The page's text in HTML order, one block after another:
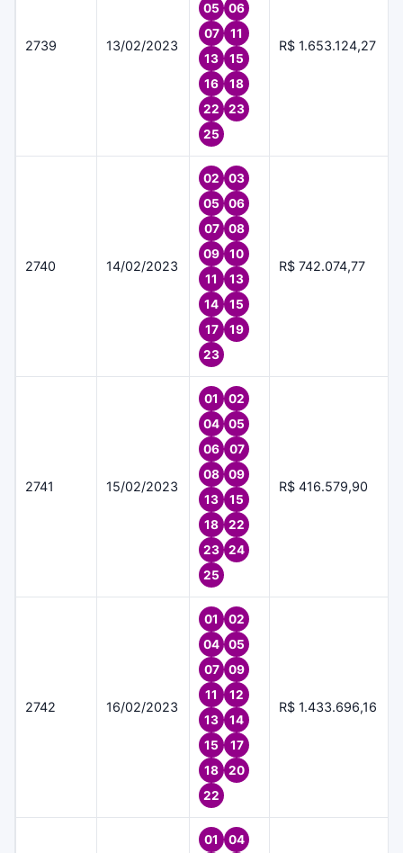
2739 13/02/2023
05
06
07
11
13
15
16
18
22
23
25
R$ 1.653.124,27
2740 14/02/2023
02
03
05
06
07
08
09
10
11
13
14
15
17
19
23
R$ 742.074,77
2741 15/02/2023
01
02
04
05
06
07
08
09
13
15
18
22
23
24
25
R$ 416.579,90
2742 16/02/2023
01
02
04
05
07
09
11
12
13
14
15
17
18
20
22
R$ 1.433.696,16
01 04